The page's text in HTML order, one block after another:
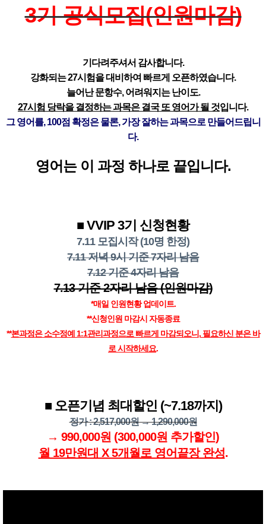
3기 공식모집(인원마감)
기다려주셔서 감사합니다.
강화되는 27시험을 대비하여 빠르게 오픈하였습니다.
늘어난 문항수, 어려워지는 난이도.
27시험 당락을 결정하는 과목은 결국 또 영어가 될 것입니다.
그 영어를, 100점 확정은 물론, 가장 잘하는 과목으로 만들어드립니
다.
영어는 이 과정 하나로 끝입니다.
■ VVIP 3기 신청현황
7.11 모집시작 (10명 한정)
7.11 저녁 9시 기준 7자리 남음
7.12 기준 4자리 남음
7.13 기준 2자리 남음 (인원마감)
*매일 인원현황 업데이트.
**신청인원 마감시 자동종료
**본과정은 소수정예 1:1관리과정으로 빠르게 마감되오니 ,필요하신 분은 바
로 시작하세요.
■ 오픈기념 최대할인 (~7.18까지)
정가 : 2,517,000원 → 1,290,000원
→ 990,000원 (300,000원 추가할인)
월 19만원대 X 5개월로 영어끝장 완성.